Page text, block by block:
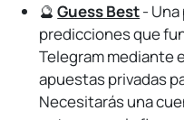
🔮 Guess Best-
predicciones que
Telegram mediante
apuestas privadas
Necesitarás una